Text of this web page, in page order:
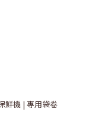
鮮機 | 專用袋卷